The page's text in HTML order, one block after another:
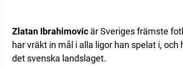
Zlatan Ibrahimovic är Sveriges främste
har vräkt in mål i alla ligor han spelat i,
det svenska landslaget.